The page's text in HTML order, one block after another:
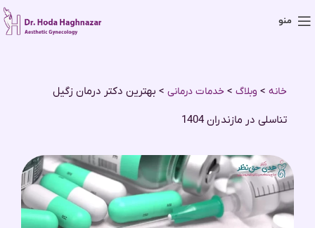
منو
خانه > وبلاگ > خدمات درمانی > بهترین دکتر درمان زگیل
تناسلی در مازندران 1404